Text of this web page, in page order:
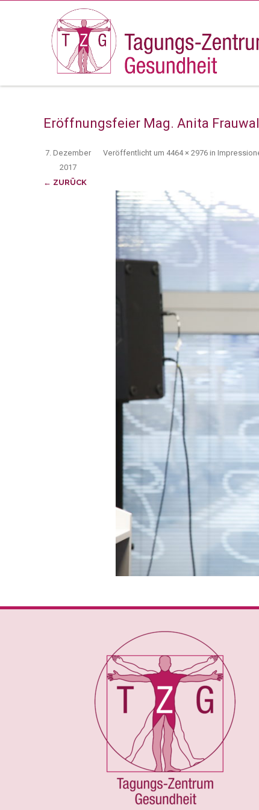
Eröffnungsfeier Mag. Anita
Veröffentlicht
7. Dezember
2017
um 4464 × 2976 in
← ZURÜCK